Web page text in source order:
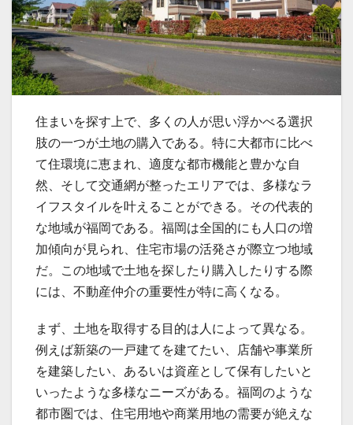
住まいを探す上で、多くの人が思い浮かべる選択
肢の一つが土地の購入である。 特に大都市に比べ
て住環境に恵まれ、適度な都市機能と豊かな自
然、そして交通網が整ったエリアでは、多様なラ
イフスタイルを叶えることができる。その代表的
な地域が福岡である。福岡は全国的にも人口の増
加傾向が見られ、住宅市場の活発さが際立つ地域
だ。この地域で土地を探したり購入したりする際
には、不動産仲介の重要性が特に高くなる。
まず、土地を取得する目的は人によって異なる。
例えば新築の一戸建てを建てたい、店舗や事業所
を建築したい、あるいは資産として保有したいと
いったような多様なニーズがある。福岡のような
都市圏では、住宅用地や商業用地の需要が絶えな